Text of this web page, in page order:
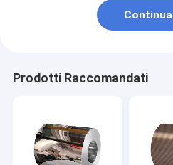
Continua
Prodotti Raccomandati